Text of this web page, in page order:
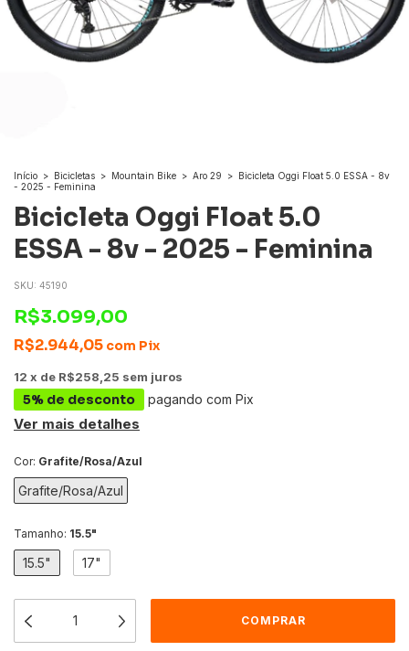
Início > Bicicletas > Mountain Bike > Aro 29 > Bicicleta Oggi Float 5.0 ESSA - 8v
- 2025 - Feminina
Bicicleta Oggi Float 5.0
ESSA - 8v - 2025 - Feminina
SKU: 45190
R$3.099,00
R$2.944,05 com Pix
12 x de R$258,25 sem juros
5% de desconto pagando com Pix
Ver mais detalhes
Cor: Grafite/Rosa/Azul
Grafite/Rosa/Azul
Tamanho: 15.5"
15.5" 17"